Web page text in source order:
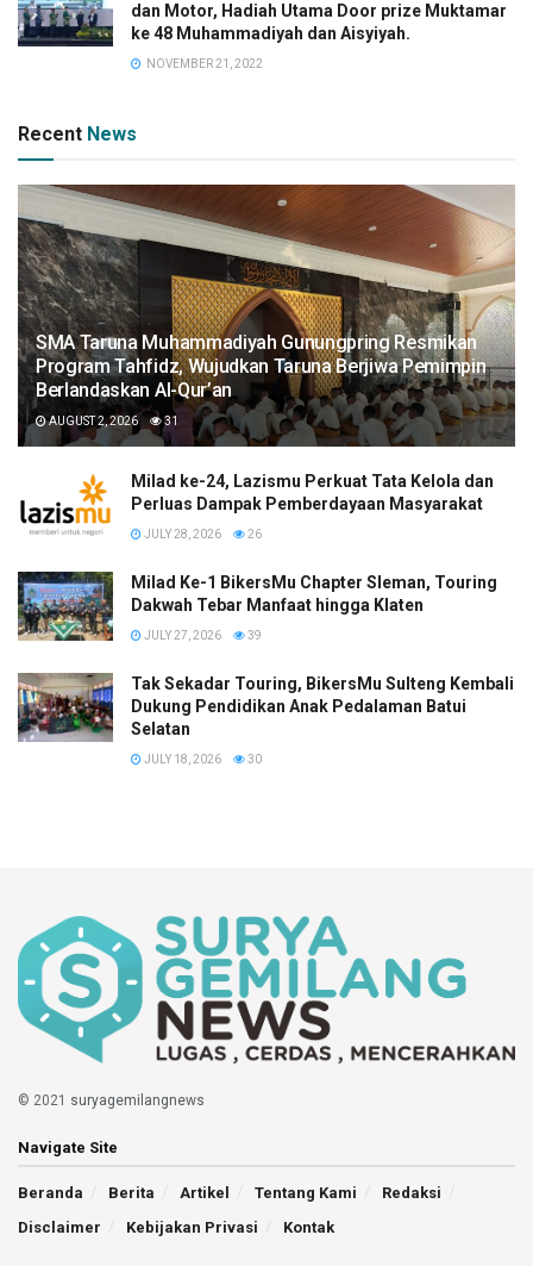
dan Motor, Hadiah Utama Door prize Muktamar
ke 48 Muhammadiyah dan Aisyiyah.
NOVEMBER 21, 2022
Recent News
SMA Taruna Muhammadiyah Gunungpring Resmikan
Program Tahfidz, Wujudkan Taruna Berjiwa Pemimpin
Berlandaskan Al-Qur’an
AUGUST 2, 2026 31
Milad ke-24, Lazismu Perkuat Tata Kelola dan
Perluas Dampak Pemberdayaan Masyarakat
JULY 28, 2026 26
Milad Ke-1 BikersMu Chapter Sleman, Touring
Dakwah Tebar Manfaat hingga Klaten
JULY 27, 2026 39
Tak Sekadar Touring, BikersMu Sulteng Kembali
Dukung Pendidikan Anak Pedalaman Batui
Selatan
JULY 18, 2026 30
© 2021 suryagemilangnews
Navigate Site
Beranda Berita Artikel Tentang Kami
Redaksi
Disclaimer
Kebijakan Privasi Kontak